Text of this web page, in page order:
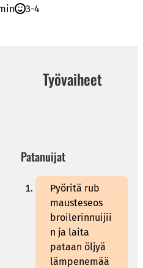
3-4
Työvaiheet
Patanuijat
Pyöritä rub
mausteseos
broilerinnuijii
n ja laita
pataan öljyä
lämpenemää